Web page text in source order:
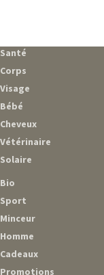
Santé
Corps
Visage
Bébé
Cheveux
Vétérinaire
Solaire
Bio
Sport
Minceur
Homme
Cadeaux
Promotions